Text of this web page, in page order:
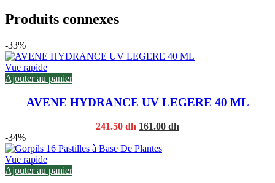
Produits connexes
-33%
Vue rapide
Ajouter au panier
AVENE HYDRANCE UV LEGERE 40 ML
241.50dh Original
was:
161.00 dh
-34%
Vue rapide
Ajouter au panier